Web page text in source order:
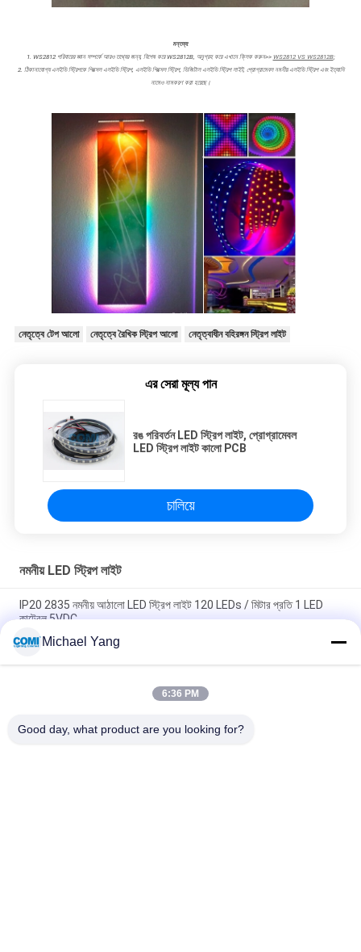
মন্তব্য:
1. WS2812 পরিবারের জ্ঞান সম্পর্কে আরও তথ্যের জন্য, বিশেষ করে WS2812B, অনুগ্রহ করে এখানে ক্লিক করুন>> WS2812 VS WS2812B;
2. ঠিকানাযোগ্য এলইডি স্ট্রিপকে পিক্সেল এলইডি স্ট্রিপ, এলইডি পিক্সেল স্ট্রিপ, ডিজিটাল এলইডি স্ট্রিপ লাইট, প্রোগ্রামেবল নমনীয় এলইডি স্ট্রিপ এবং ইত্যাদি
নামেও নামকরণ করা হয়েছে।
নেতৃত্বে টেপ আলো নেতৃত্বে রৈখিক স্ট্রিপ আলো নেতৃত্বাধীন বহিরঙ্গন স্ট্রিপ লাইট
এর সেরা মূল্য পান
রঙ পরিবর্তন LED স্ট্রিপ লাইট, প্রোগ্রামেবল
LED স্ট্রিপ লাইট কালো PCB
চালিয়ে
নমনীয় LED স্ট্রিপ লাইট
IP20 2835 নমনীয় আঠালো LED স্ট্রিপ লাইট 120 LEDs / মিটার প্রতি 1 LED
কাটেবল 5VDC
ফ্যাকাশে হলুদ 3500 - 4000K CRI 80 14.4W/M-এ ক্লাস A নমনীয় LED স্ট্রিপ
লাইট
ডিমেবল মাল্টি কালার RGBW 4 ইন 1 5050 নমনীয় এলইডি স্ট্রিপ লাইট 300 এলইডি /
Michael Yang
6:36 PM
Good day, what product are you looking for?